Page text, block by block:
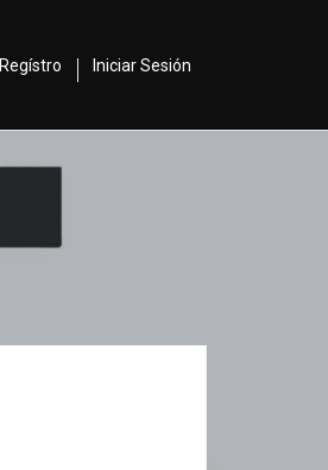
Regístro Iniciar Sesión